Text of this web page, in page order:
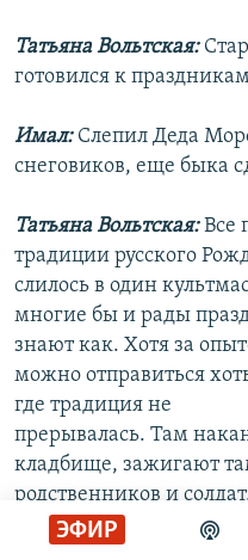
ЭФИР
Татьяна Вольтская:
готовился к
Имал:Слепил Деда
снеговиков, еще быка
Татьяна Вольтская:Все
традиции русского
слилось в один
многие бы и рады
знают как. Хотя за
можно отправиться
где традиция не
прерывалась. Там
кладбище, зажигают
родственников и
Свечи зажигаются